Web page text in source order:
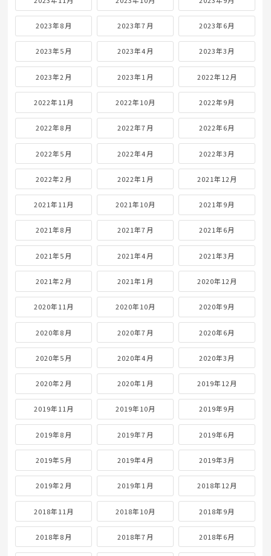
2023年8月 2023年7月 2023年6月
2023年5月 2023年4月 2023年3月
2023年2月 2023年1月 2022年12月
2022年11月 2022年10月 2022年9月
2022年8月 2022年7月 2022年6月
2022年5月 2022年4月 2022年3月
2022年2月 2022年1月 2021年12月
2021年11月 2021年10月 2021年9月
2021年8月 2021年7月 2021年6月
2021年5月 2021年4月 2021年3月
2021年2月 2021年1月 2020年12月
2020年11月 2020年10月 2020年9月
2020年8月 2020年7月 2020年6月
2020年5月 2020年4月 2020年3月
2020年2月 2020年1月 2019年12月
2019年11月 2019年10月 2019年9月
2019年8月 2019年7月 2019年6月
2019年5月 2019年4月 2019年3月
2019年2月 2019年1月 2018年12月
2018年11月 2018年10月 2018年9月
2018年8月 2018年7月 2018年6月